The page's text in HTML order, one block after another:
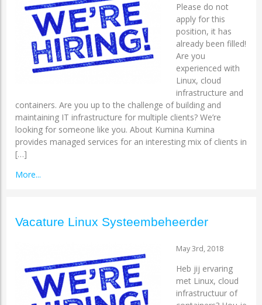
Please do not
apply for this
position, it has
already been filled!
Are you
experienced with
Linux, cloud
infrastructure and
containers. Are you up to the challenge of building and
maintaining IT infrastructure for multiple clients? We’re
looking for someone like you. About Kumina Kumina
provides managed services for an interesting mix of clients in
[…]
More...
Vacature Linux Systeembeheerder
May 3rd, 2018
Heb jij ervaring
met Linux, cloud
infrastructuur of